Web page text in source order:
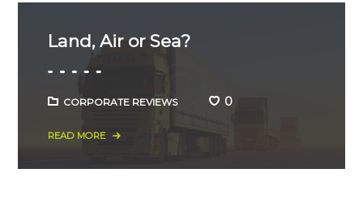
Land, Air or Sea?
CORPORATE REVIEWS 0
READ MORE